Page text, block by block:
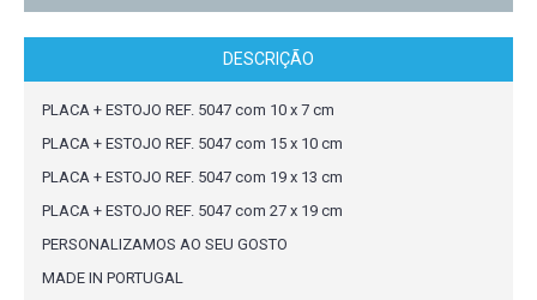
DESCRIÇÃO
PLACA + ESTOJO REF. 5047 com 10 x 7 cm
PLACA + ESTOJO REF. 5047 com 15 x 10 cm
PLACA + ESTOJO REF. 5047 com 19 x 13 cm
PLACA + ESTOJO REF. 5047 com 27 x 19 cm
PERSONALIZAMOS AO SEU GOSTO
MADE IN PORTUGAL